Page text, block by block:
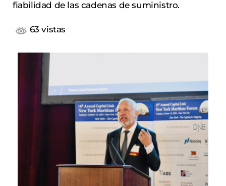
fiabilidad de las cadenas de suministro.
63 vistas